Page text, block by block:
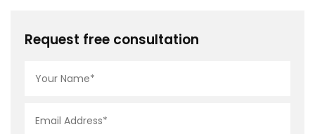
Request free consultation